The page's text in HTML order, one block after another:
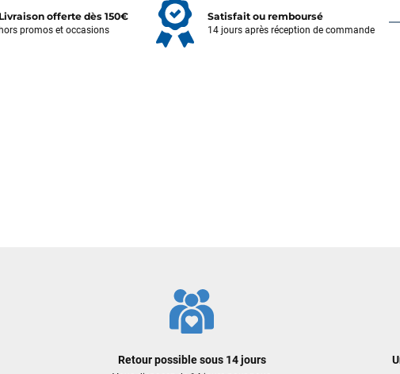
Livraison offerte dès 150€
promos et occasions
Satisfait ou remboursé
14 jours après réception de commande
Retour possible sous 14 jours
galérais à remplacer ma board eux m'ont
je n'aurais jamais pensé ! Excellent conseil